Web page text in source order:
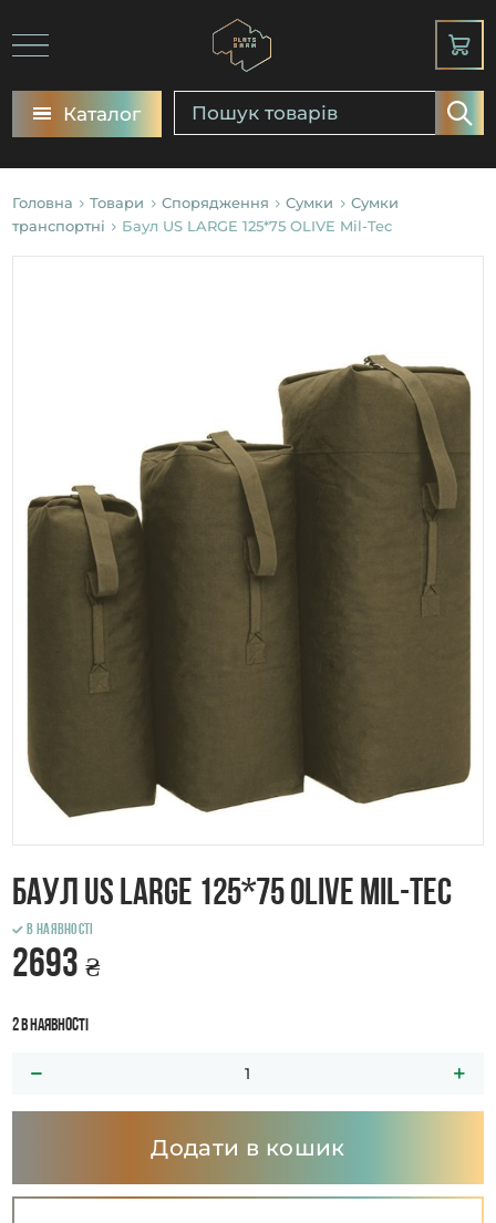
Каталог
Головна Товари Спорядження Сумки
Сумки
транспортні
Баул US LARGE 125*75 OLIVE Mil-Tec
Баул US LARGE 125*75 OLIVE Mil-Tec
В наявності
2693 ₴
2 в наявності
Додати в кошик